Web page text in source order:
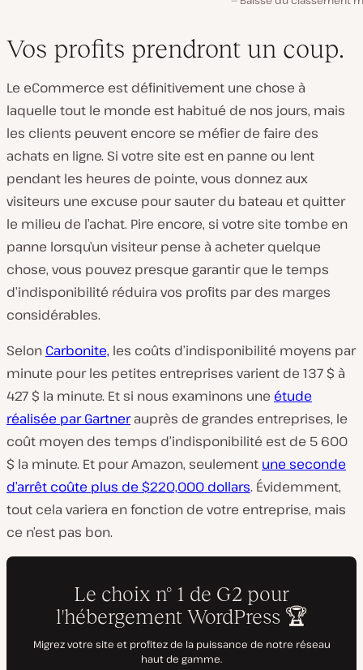
Vos profits prendront un coup.
Le eCommerce est définitivement une chose à
laquelle tout le monde est habitué de nos jours, mais
les clients peuvent encore se méfier de faire des
achats en ligne. Si votre site est en panne ou lent
pendant les heures de pointe, vous donnez aux
visiteurs une excuse pour sauter du bateau et quitter
le milieu de l’achat. Pire encore, si votre site tombe en
panne lorsqu’un visiteur pense à acheter quelque
chose, vous pouvez presque garantir que le temps
d’indisponibilité réduira vos profits par des marges
considérables.
Selon Carbonite, les coûts d’indisponibilité moyens par
minute pour les petites entreprises varient de 137 $ à
427 $ la minute. Et si nous examinons une étude
réalisée par Gartnerauprès de grandes entreprises, le
coût moyen des temps d’indisponibilité est de 5 600
$ la minute. Et pour Amazon, seulement une seconde
d’arrêt coûte plus de $220,000 dollars. Évidemment,
tout cela variera en fonction de votre entreprise, mais
ce n’est pas bon.